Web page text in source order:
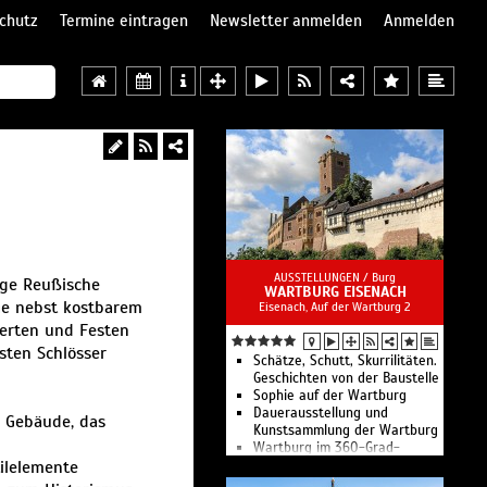
Termine eintragen Newsletter anmelden
Anmelden
Reußische
nebst kostbarem
und Festen
Schlösser
das
AUSSTELLUNGEN / Burg
WARTBURG EISENACH
Eisenach, Auf der Wartburg 2
Schätze, Schutt, Skurrilitäten.
Geschichten von der Baustelle
Sophie auf der Wartburg
Dauerausstellung und
Kunstsammlung der Wartburg
Wartburg im 360-Grad-
Museums-Onlineshop - Die